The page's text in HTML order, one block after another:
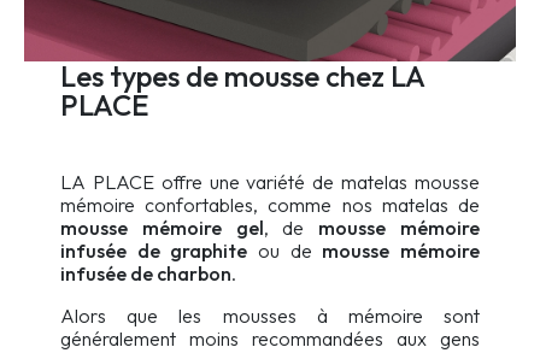
Les types de mousse chez LA
PLACE
LA PLACE offre une variété de matelas mousse
mémoire confortables, comme nos matelas de
mousse mémoire gel, de mousse mémoire
infusée de graphite ou de mousse mémoire
infusée de charbon.
Alors que les mousses à mémoire sont
généralement moins recommandées aux gens